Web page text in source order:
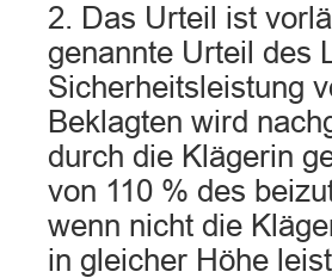
2. Das Urteil ist
genannte Urteil des
Sicherheitsleistung
Beklagten wird
durch die Klägerin
von 110 % des
wenn nicht die
in gleicher Höhe